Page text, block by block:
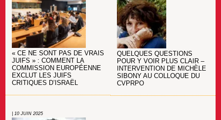
« CE NE SONT PAS DE VRAIS
JUIFS » : COMMENT LA
COMMISSION EUROPÉENNE
EXCLUT LES JUIFS
CRITIQUES D’ISRAËL
QUELQUES QUESTIONS
POUR Y VOIR PLUS CLAIR –
INTERVENTION DE MICHÈLE
SIBONY AU COLLOQUE DU
CVPRPO
| 10 JUIN 2025